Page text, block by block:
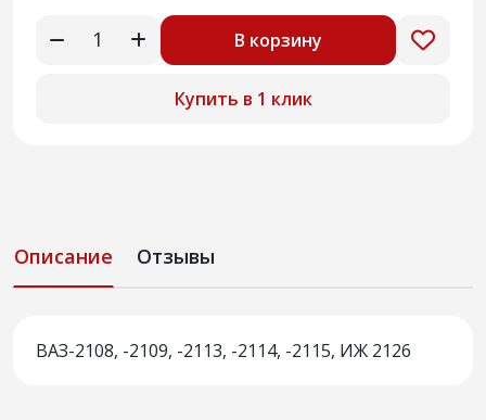
В корзину
Купить в 1 клик
Описание Отзывы
ВАЗ-2108, -2109, -2113, -2114, -2115, ИЖ 2126